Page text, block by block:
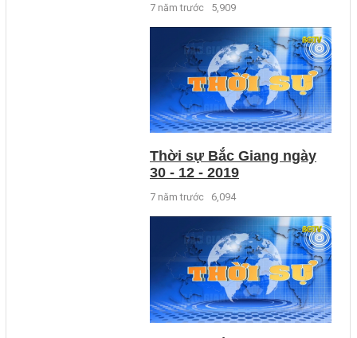
7 năm trước 5,909
Thời sự Bắc Giang ngày
30 - 12 - 2019
7 năm trước 6,094